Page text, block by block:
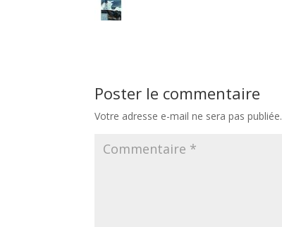
Poster le commentaire
Votre adresse e-mail ne sera pas publiée.